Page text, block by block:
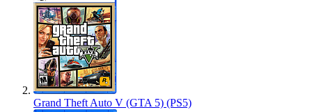
Grand Theft Auto V (GTA 5) (PS5)